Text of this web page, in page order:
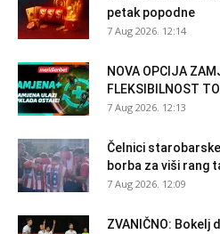
petak popodne
7 Aug 2026. 12:14
NOVA OPCIJA
FLEKSIBILNOST
7 Aug 2026. 12:13
Čelnici
borba za viši rang
7 Aug 2026. 12:09
ZVANIČNO: Bokelj